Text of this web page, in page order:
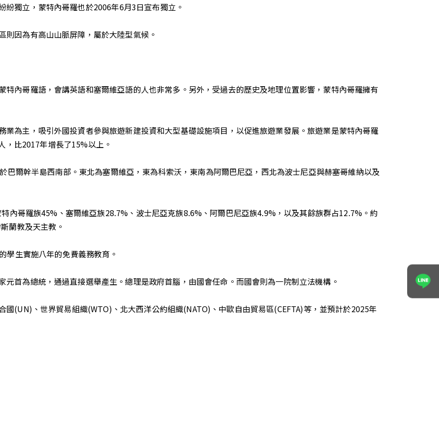
獨立，蒙特內哥羅也於2006年6月3日宣布獨立。
因為有高山山脈屏障，屬於大陸型氣候。
特內哥羅語，會講英語和塞爾維亞語的人也非常多。另外，受過去的歷史及地理位置影響，蒙特內哥羅擁有
業為主，吸引外國投資者參與旅遊新建投資和大型基礎設施項目，以促進旅遊業發展。旅遊業是蒙特內哥羅
，比2017年增長了15%以上。
巴爾幹半島西南部。東北為塞爾維亞，東為科索沃，東南為阿爾巴尼亞，西北為波士尼亞與赫塞哥維納以及
內哥羅族45%、塞爾維亞族28.7%、波士尼亞克族8.6%、阿爾巴尼亞族4.9%，以及其餘族群占12.7%。約
蘭教及天主教。
學生實施八年的免費義務教育。
元首為總統，通過直接選舉產生。總理是政府首腦，由國會任命。而國會則為一院制立法機構。
國(UN)、世界貿易組織(WTO)、北大西洋公約組織(NATO)、中歐自由貿易區(CEFTA)等，並預計於2025年
表單送出成功！
專員將於1~２個工作天與您聯繫